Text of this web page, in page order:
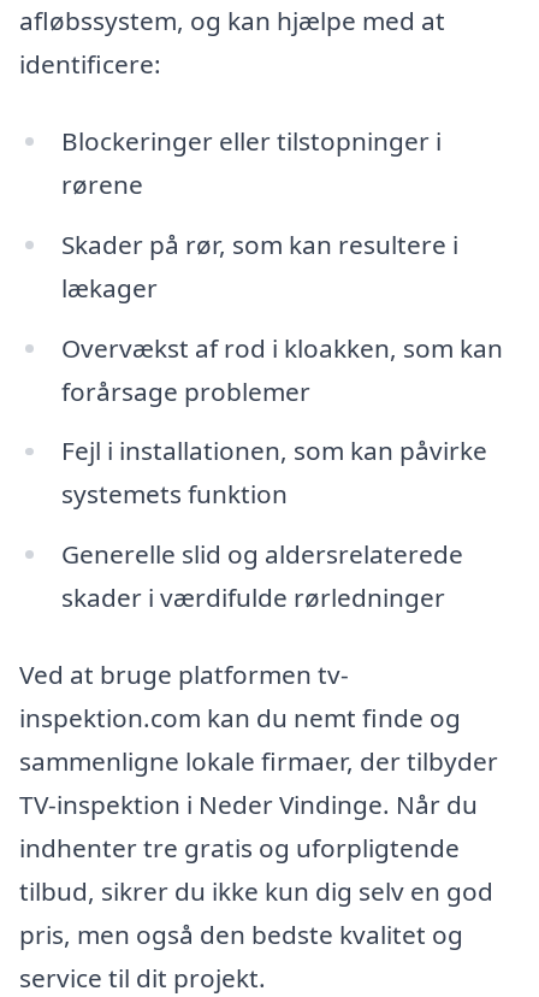
afløbssystem, og kan hjælpe med at
identificere:
Blockeringer eller tilstopninger i
rørene
Skader på rør, som kan resultere i
lækager
Overvækst af rod i kloakken, som kan
forårsage problemer
Fejl i installationen, som kan påvirke
systemets funktion
Generelle slid og aldersrelaterede
skader i værdifulde rørledninger
Ved at bruge platformen tv-
inspektion.com kan du nemt finde og
sammenligne lokale firmaer, der tilbyder
TV-inspektion i Neder Vindinge. Når du
indhenter tre gratis og uforpligtende
tilbud, sikrer du ikke kun dig selv en god
pris, men også den bedste kvalitet og
service til dit projekt.